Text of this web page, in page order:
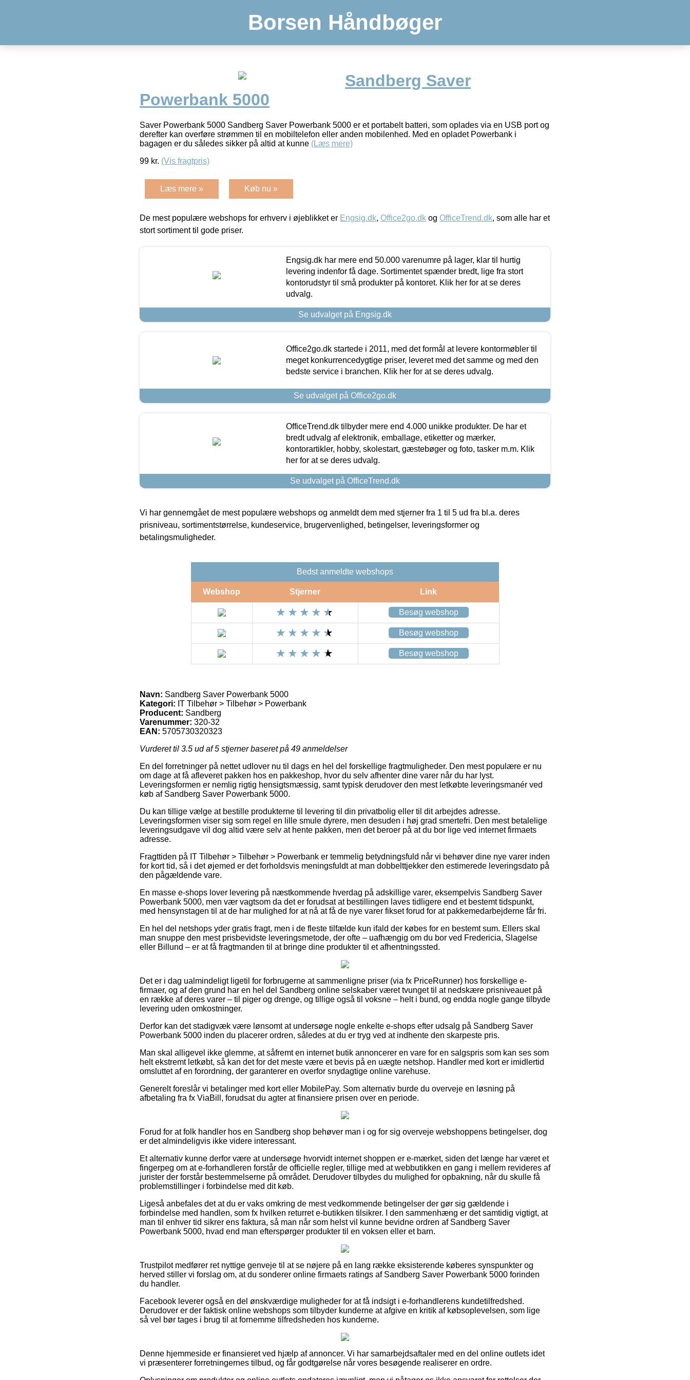
Borsen Håndbøger
Sandberg Saver
Powerbank 5000
Saver Powerbank 5000 Sandberg Saver Powerbank 5000 er et portabelt batteri, som oplades via en USB port og
derefter kan overføre strømmen til en mobiltelefon eller anden mobilenhed. Med en opladet Powerbank i
bagagen er du således sikker på altid at kunne (Læs mere)
99 kr. (Vis fragtpris)
Læs mere » Køb nu »
De mest populære webshops for erhverv i øjeblikket er Engsig.dk, Office2go.dk og OfficeTrend.dk, som alle har et
stort sortiment til gode priser.
Engsig.dk har mere end 50.000 varenumre på lager, klar til hurtig
levering indenfor få dage. Sortimentet spænder bredt, lige fra stort
kontorudstyr til små produkter på kontoret. Klik her for at se deres
udvalg.
Se udvalget på Engsig.dk
Office2go.dk startede i 2011, med det formål at levere kontormøbler til
meget konkurrencedygtige priser, leveret med det samme og med den
bedste service i branchen. Klik her for at se deres udvalg.
Se udvalget på Office2go.dk
OfficeTrend.dk tilbyder mere end 4.000 unikke produkter. De har et
bredt udvalg af elektronik, emballage, etiketter og mærker,
kontorartikler, hobby, skolestart, gæstebøger og foto, tasker m.m. Klik
her for at se deres udvalg.
Se udvalget på OfficeTrend.dk
Vi har gennemgået de mest populære webshops og anmeldt dem med stjerner fra 1 til 5 ud fra bl.a. deres
prisniveau, sortimentstørrelse, kundeservice, brugervenlighed, betingelser, leveringsformer og
betalingsmuligheder.
Bedst anmeldte webshops
Webshop Stjerner Link
Besøg webshop
Besøg webshop
Besøg webshop
Navn: Sandberg Saver Powerbank 5000
Kategori: IT Tilbehør > Tilbehør > Powerbank
Producent: Sandberg
Varenummer: 320-32
EAN: 5705730320323
Vurderet til 3.5 ud af 5 stjerner baseret på 49 anmeldelser
En del forretninger på nettet udlover nu til dags en hel del forskellige fragtmuligheder. Den mest populære er nu
om dage at få afleveret pakken hos en pakkeshop, hvor du selv afhenter dine varer når du har lyst.
Leveringsformen er nemlig rigtig hensigtsmæssig, samt typisk derudover den mest letkøbte leveringsmanér ved
køb af Sandberg Saver Powerbank 5000.
Du kan tillige vælge at bestille produkterne til levering til din privatbolig eller til dit arbejdes adresse.
Leveringsformen viser sig som regel en lille smule dyrere, men desuden i høj grad smertefri. Den mest betalelige
leveringsudgave vil dog altid være selv at hente pakken, men det beroer på at du bor lige ved internet firmaets
adresse.
Fragttiden på IT Tilbehør > Tilbehør > Powerbank er temmelig betydningsfuld når vi behøver dine nye varer inden
for kort tid, så i det øjemed er det forholdsvis meningsfuldt at man dobbelttjekker den estimerede leveringsdato på
den pågældende vare.
En masse e-shops lover levering på næstkommende hverdag på adskillige varer, eksempelvis Sandberg Saver
Powerbank 5000, men vær vagtsom da det er forudsat at bestillingen laves tidligere end et bestemt tidspunkt,
med hensynstagen til at de har mulighed for at nå at få de nye varer fikset forud for at pakkemedarbejderne får fri.
En hel del netshops yder gratis fragt, men i de fleste tilfælde kun ifald der købes for en bestemt sum. Ellers skal
man snuppe den mest prisbevidste leveringsmetode, der ofte – uafhængig om du bor ved Fredericia, Slagelse
eller Billund – er at få fragtmanden til at bringe dine produkter til et afhentningssted.
Det er i dag ualmindeligt ligetil for forbrugerne at sammenligne priser (via fx PriceRunner) hos forskellige e-
firmaer, og af den grund har en hel del Sandberg online selskaber været tvunget til at nedskære prisniveauet på
en række af deres varer – til piger og drenge, og tillige også til voksne – helt i bund, og endda nogle gange tilbyde
levering uden omkostninger.
Derfor kan det stadigvæk være lønsomt at undersøge nogle enkelte e-shops efter udsalg på Sandberg Saver
Powerbank 5000 inden du placerer ordren, således at du er tryg ved at indhente den skarpeste pris.
Man skal alligevel ikke glemme, at såfremt en internet butik annoncerer en vare for en salgspris som kan ses som
helt ekstremt letkøbt, så kan det for det meste være et bevis på en uægte netshop. Handler med kort er imidlertid
omsluttet af en forordning, der garanterer en overfor snydagtige online varehuse.
Generelt foreslår vi betalinger med kort eller MobilePay. Som alternativ burde du overveje en løsning på
afbetaling fra fx ViaBill, forudsat du agter at finansiere prisen over en periode.
Forud for at folk handler hos en Sandberg shop behøver man i og for sig overveje webshoppens betingelser, dog
er det almindeligvis ikke videre interessant.
Et alternativ kunne derfor være at undersøge hvorvidt internet shoppen er e-mærket, siden det længe har været et
fingerpeg om at e-forhandleren forstår de officielle regler, tillige med at webbutikken en gang i mellem revideres af
jurister der forstår bestemmelserne på området. Derudover tilbydes du mulighed for opbakning, når du skulle få
problemstillinger i forbindelse med dit køb.
Ligeså anbefales det at du er vaks omkring de mest vedkommende betingelser der gør sig gældende i
forbindelse med handlen, som fx hvilken returret e-butikken tilsikrer. I den sammenhæng er det samtidig vigtigt, at
man til enhver tid sikrer ens faktura, så man når som helst vil kunne bevidne ordren af Sandberg Saver
Powerbank 5000, hvad end man efterspørger produkter til en voksen eller et barn.
Trustpilot medfører ret nyttige genveje til at se nøjere på en lang række eksisterende køberes synspunkter og
herved stiller vi forslag om, at du sonderer online firmaets ratings af Sandberg Saver Powerbank 5000 forinden
du handler.
Facebook leverer også en del ønskværdige muligheder for at få indsigt i e-forhandlerens kundetilfredshed.
Derudover er der faktisk online webshops som tilbyder kunderne at afgive en kritik af købsoplevelsen, som lige
så vel bør tages i brug til at fornemme tilfredsheden hos kunderne.
Denne hjemmeside er finansieret ved hjælp af annoncer. Vi har samarbejdsaftaler med en del online outlets idet
vi præsenterer forretningernes tilbud, og får godtgørelse når vores besøgende realiserer en ordre.